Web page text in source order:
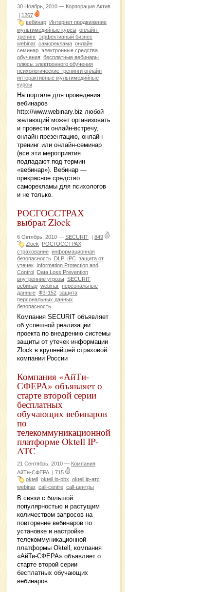
30 Ноябрь, 2010 — Корпорация Актив
| 1267
вебинар Интернет продвижение
мультимедийные курсы онлайн-
тренинг эффективный бизнес
webinar самореклама онлайн
семинар электронные средства
обучения бесплатные вебинары
плюсы электронного обучения
психологические тренинги онлайн
интерактивные мультимедийные
курсы
На портале для проведения
вебинаров
http://www.webinary.biz любой
желающий может организовать
и провести онлайн-встречу,
онлайн-презентацию, онлайн-
тренинг или онлайн-семинар
(все эти мероприятия
подпадают под термин
«вебинар»). Вебинар —
прекрасное средство
саморекламы для психологов
и не только.
РОСГОССТРАХ
выбрал Zlock
6 Октябрь, 2010 — SECURIT | 849
Zlock
РОСГОССТРАХ
страхование информационная
безопасность DLP IPC защита от
утечек Information Protection and
Control Data Loss Prevention
внутренние угрозы SECURIT
вебинар webinar персональные
данные ФЗ-152 защита
персональных данных
безопасность
Компания SECURIT объявляет
об успешной реализации
проекта по внедрению системы
защиты от утечек информации
Zlock в крупнейшей страховой
компании России
Компания «АйТи-
СФЕРА» объявляет о
старте второй серии
бесплатных
обучающих вебинаров
по
телекоммуникационной
платформе Oktell IP-
ATC
21 Сентябрь, 2010 — Компания
АйТи-СФЕРА | 715
oktell oktell ip-pbx oktell ip-атс
webinar call-centre call-центры
В связи с большой
популярностью и растущим
количеством запросов на
повторение вебинаров по
установке и настройке
телекоммуникационной
платформы Oktell, компания
«АйТи-СФЕРА» объявляет о
старте второй серии
бесплатных обучающих
вебинаров.